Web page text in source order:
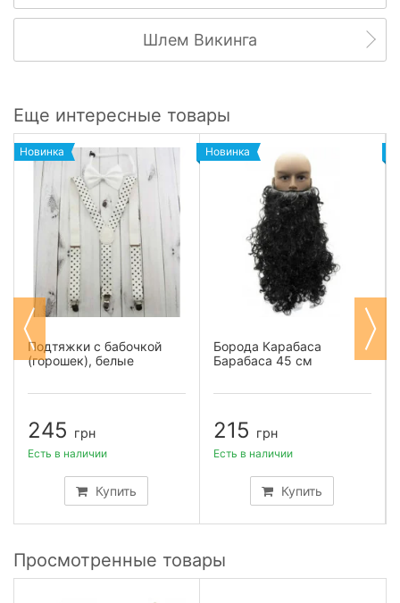
Шлем Викинга
Еще интересные товары
Новинка
Подтяжки с бабочкой
(горошек), белые
245 грн
Купить
Есть в наличии
Новинка
Борода Карабаса
Барабаса 45 см
215 грн
Купить
Есть в наличии
Просмотренные товары